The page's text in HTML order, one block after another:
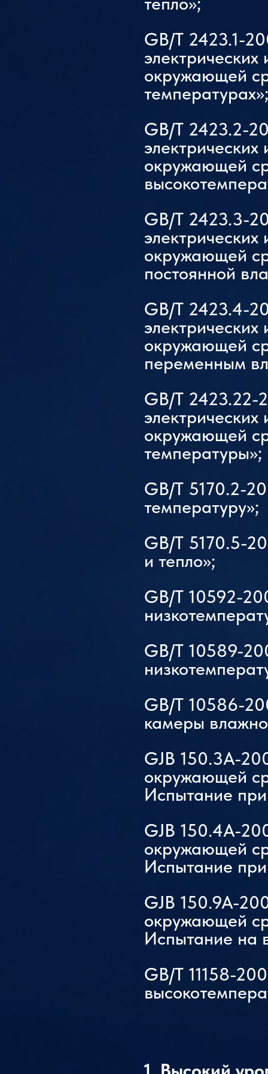
охлаждения
GB/T 2423.1-
окружающей
температурах»;
GB/T 2423.2-
окружающей
GB/T 2423.3-
окружающей
постоянной
GB/T 2423.4-
окружающей
переменным
GB/T 2423.22-
окружающей
температуры»;
GB/T 5170.2-
температуру»;
GB/T 5170.5-
и тепло»;
GB/T 10592-
GB/T 10589-
GB/T 10586-
камеры
GJB 150.3A-
окружающей
Испытание
GJB 150.4A-
окружающей
Испытание
GJB 150.9A-
окружающей
Испытание на
GB/T 11158-